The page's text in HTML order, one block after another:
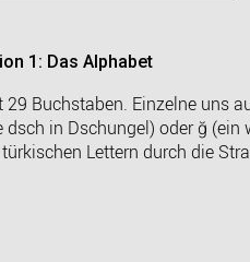
1: Das Alphabet
Buchstaben. Einzelne uns
in Dschungel) oder ğ
Lettern durch die